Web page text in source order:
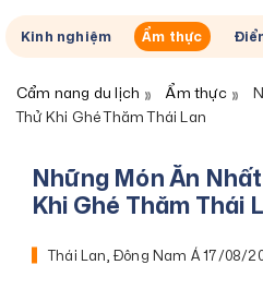
Kinh nghiệm Ẩm thực
Cẩm nang du lịch Ẩm thực
Thử Khi Ghé Thăm Thái Lan
Những Món Ăn
Khi Ghé Thăm Thái
Thái Lan, Đông Nam Á17/08/